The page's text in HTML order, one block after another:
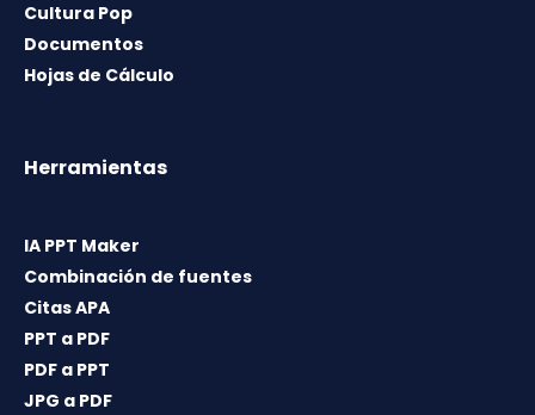
Cultura Pop
Documentos
Hojas de Cálculo
Herramientas
IA PPT Maker
Combinación de fuentes
Citas APA
PPT a PDF
PDF a PPT
JPG a PDF